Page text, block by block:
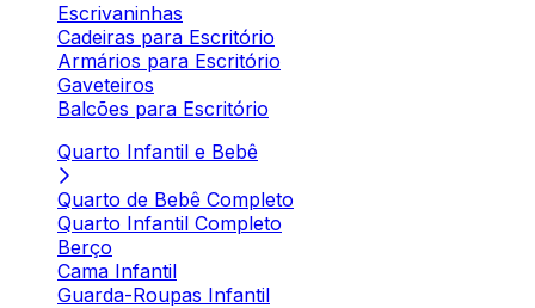
Escrivaninhas
Cadeiras para Escritório
Armários para Escritório
Gaveteiros
Balcões para Escritório
Quarto Infantil e Bebê
Quarto de Bebê Completo
Quarto Infantil Completo
Berço
Cama Infantil
Guarda-Roupas Infantil